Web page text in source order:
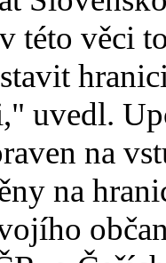
této věci
uvedl.
na
na